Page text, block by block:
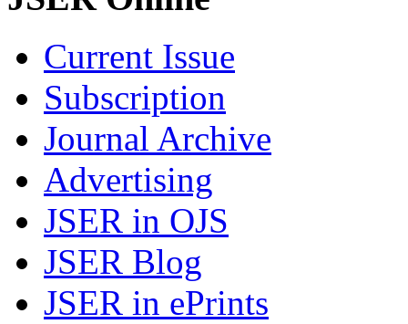
Current Issue
Subscription
Journal Archive
Advertising
JSER in OJS
JSER Blog
JSER in ePrints